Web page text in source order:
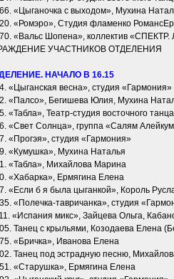
«Цыганочка с выходом», Мухина
«Ромэро», Студия фламенко
«Вальс Шопена», коллектив «СПЕКТР.
УЧАСТНИКОВ ОТДЕЛЕНИЯ
НАЧАЛО В 16.15
«Цыганская весна», студия «Гармония»
«Палсо», Бегишева Юлия, Мухина
«Табла», Театр-студия восточного
«Свет Солнца», группа «Салям
«Прогэя», студия «Гармония»
«Кумушка», Мухина Наталья
«Taбла», Михайлова Марина
«Хабарка», Ермягина Елена
«Если б я была цыганкой», Король
«Полечка-тавричанка», студия
«Испания микс», Зайцева Ольга,
Танец с крыльями, Козодаева Елена
«Бричка», Иванова Елена
Танец под эстрадную песню,
«Старушка», Ермягина Елена